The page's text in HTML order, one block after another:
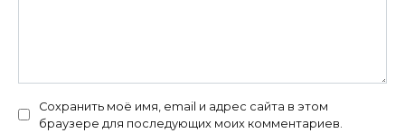
Сохранить моё имя, email и адрес сайта в этом
браузере для последующих моих комментариев.